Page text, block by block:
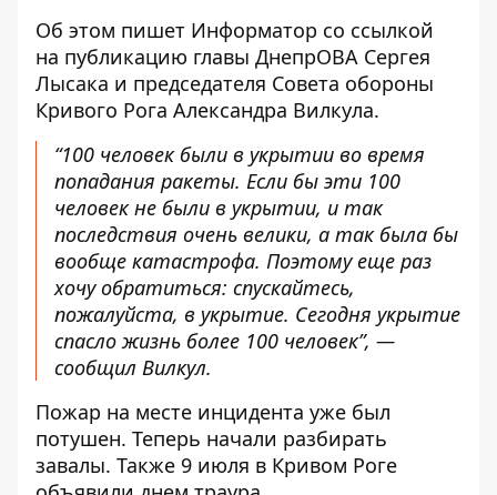
Об этом пишет Информатор со ссылкой
на публикацию главы ДнепрОВА Сергея
Лысака и председателя Совета обороны
Кривого Рога Александра Вилкула.
“100 человек были в укрытии во время
попадания ракеты. Если бы эти 100
человек не были в укрытии, и так
последствия очень велики, а так была бы
вообще катастрофа. Поэтому еще раз
хочу обратиться: спускайтесь,
пожалуйста, в укрытие. Сегодня укрытие
спасло жизнь более 100 человек”, —
сообщил Вилкул.
Пожар на месте инцидента уже был
потушен. Теперь начали разбирать
завалы. Также 9 июля в Кривом Роге